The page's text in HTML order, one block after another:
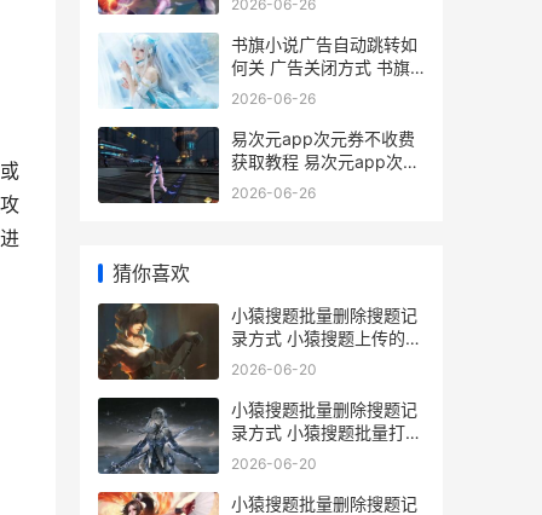
2026-06-26
书旗小说广告自动跳转如
何关 广告关闭方式 书旗
小说广告太多怎么办
2026-06-26
易次元app次元券不收费
获取教程 易次元app次元
券怎么获得
2026-06-26
猜你喜欢
小猿搜题批量删除搜题记
录方式 小猿搜题上传的答
案怎么删除
2026-06-20
小猿搜题批量删除搜题记
录方式 小猿搜题批量打印
错题
2026-06-20
小猿搜题批量删除搜题记